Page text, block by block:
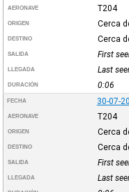
AERONAVE T204
ORIGEN Cerca
DESTINO Cerca
SALIDA First
LLEGADA Last
DURACIÓN 0:06
FECHA 30-07-
AERONAVE T204
ORIGEN Cerca
DESTINO Cerca
SALIDA First
LLEGADA Last